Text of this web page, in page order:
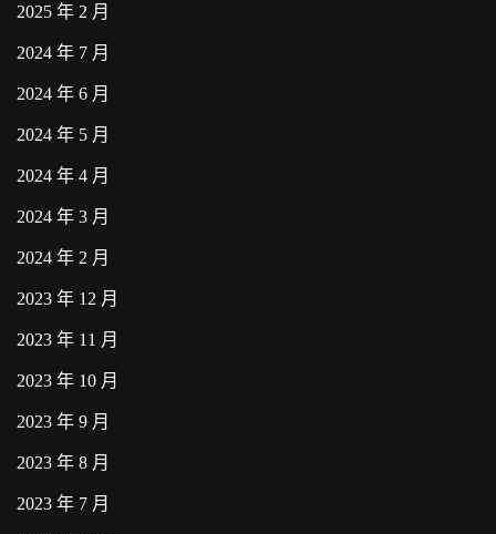
2025 年 2 月
2024 年 7 月
2024 年 6 月
2024 年 5 月
2024 年 4 月
2024 年 3 月
2024 年 2 月
2023 年 12 月
2023 年 11 月
2023 年 10 月
2023 年 9 月
2023 年 8 月
2023 年 7 月